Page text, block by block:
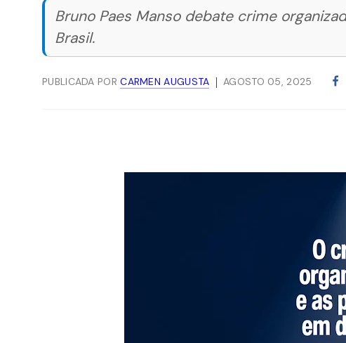
Bruno Paes Manso debate crime
Brasil.
PUBLICADA PORCARMEN AUGUSTA AGOSTO 05, 2025